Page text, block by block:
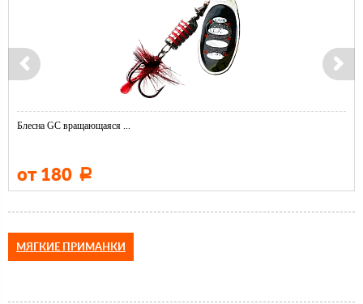
Блесна GC вращающаяся ...
от 180 Р
МЯГКИЕ ПРИМАНКИ